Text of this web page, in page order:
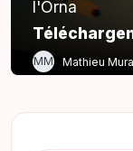
l'Orna
MM Mathieu